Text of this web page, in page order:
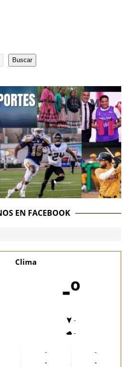
Buscar
EN FACEBOOK
Clima
-º
-
-
-
-
-
-